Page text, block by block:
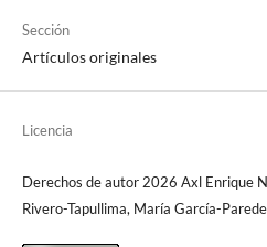
Sección
Artículos originales
Licencia
Derechos de autor 2026 Axl Enrique
Rivero-Tapullima, María García-